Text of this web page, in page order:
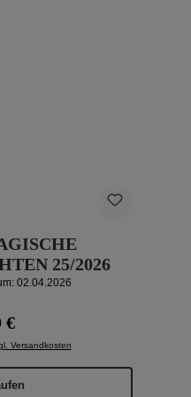
25/2026
02.04.2026
Preis:
€
Versandkosten